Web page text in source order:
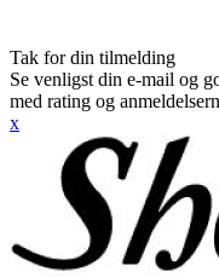
Tak for din tilmelding
Se venligst din e-mail og
med rating og
x